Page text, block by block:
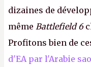
dizaines de
même Battlefield 6
Profitons bien de
d'EA par l'Arabie